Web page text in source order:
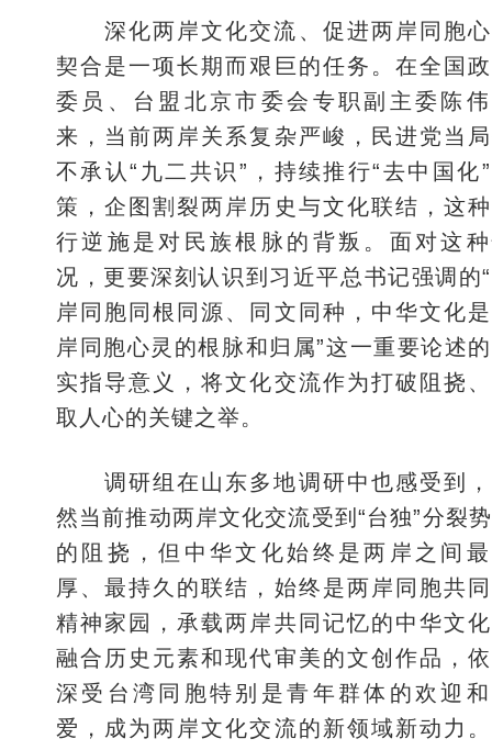
深化两岸文化交流、促进两岸同胞
契合是一项长期而艰巨的任务。在全国
委员、台盟北京市委会专职副主委陈
来，当前两岸关系复杂严峻，民进党当
不承认“九二共识”，持续推行“去中国化
策，企图割裂两岸历史与文化联结，这
行逆施是对民族根脉的背叛。面对这
况，更要深刻认识到习近平总书记强调的
岸同胞同根同源、同文同种，中华文化
岸同胞心灵的根脉和归属”这一重要论述
实指导意义，将文化交流作为打破阻挠
取人心的关键之举。
调研组在山东多地调研中也感受到
然当前推动两岸文化交流受到“台独”分裂
的阻挠，但中华文化始终是两岸之间
厚、最持久的联结，始终是两岸同胞共
精神家园，承载两岸共同记忆的中华文
融合历史元素和现代审美的文创作品，
深受台湾同胞特别是青年群体的欢迎
爱，成为两岸文化交流的新领域新动力